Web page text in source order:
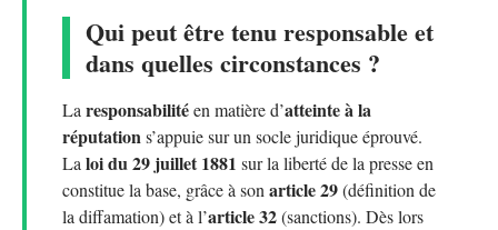
Qui peut être tenu responsable et
dans quelles circonstances ?
La responsabilitéen matière d’atteinte à la
réputations’appuie sur un socle juridique éprouvé.
La loi du 29 juillet 1881 sur la liberté de la presse en
constitue la base, grâce à son article 29(définition de
la diffamation) et à l’article 32(sanctions). Dès lors